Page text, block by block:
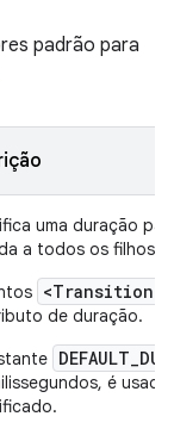
padrão para
uma duração
a todos os filhos
<Transition>
de duração.
é